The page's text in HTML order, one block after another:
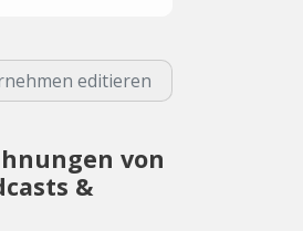
editieren
von
&